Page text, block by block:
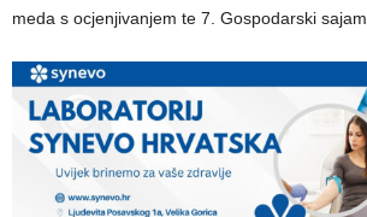
meda s ocjenjivanjem te 7. Gospodarski sajam.